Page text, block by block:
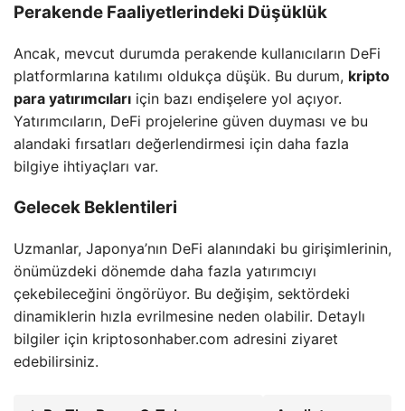
Perakende Faaliyetlerindeki Düşüklük
Ancak, mevcut durumda perakende kullanıcıların DeFi
platformlarına katılımı oldukça düşük. Bu durum, kripto
para yatırımcıları için bazı endişelere yol açıyor.
Yatırımcıların, DeFi projelerine güven duyması ve bu
alandaki fırsatları değerlendirmesi için daha fazla
bilgiye ihtiyaçları var.
Gelecek Beklentileri
Uzmanlar, Japonya’nın DeFi alanındaki bu girişimlerinin,
önümüzdeki dönemde daha fazla yatırımcıyı
çekebileceğini öngörüyor. Bu değişim, sektördeki
dinamiklerin hızla evrilmesine neden olabilir. Detaylı
bilgiler için kriptosonhaber.com adresini ziyaret
edebilirsiniz.